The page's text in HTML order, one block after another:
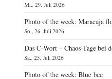
Mi., 29. Juli 2026
Photo of the week: Maracuja
So., 26. Juli 2026
Das C‑Wort – Chaos-Tage bei
Sa., 25. Juli 2026
Photo of the week: Blue bee